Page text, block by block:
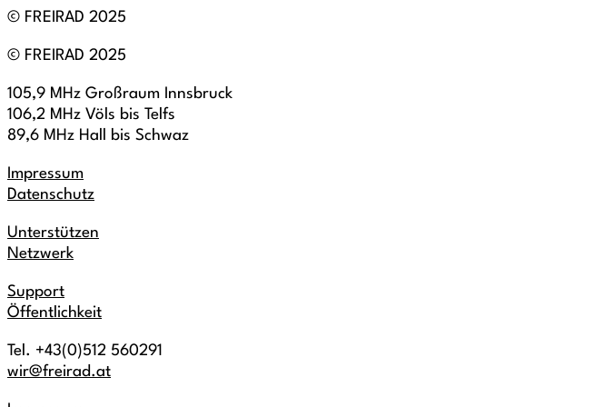
© FREIRAD 2025
© FREIRAD 2025
105,9 MHz Großraum Innsbruck
106,2 MHz Völs bis Telfs
89,6 MHz Hall bis Schwaz
Impressum
Datenschutz
Unterstützen
Netzwerk
Support
Öffentlichkeit
Tel. +43(0)512 560291
wir@freirad.at